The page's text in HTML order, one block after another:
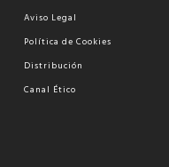
Aviso Legal
Política de Cookies
Distribución
Canal Ético